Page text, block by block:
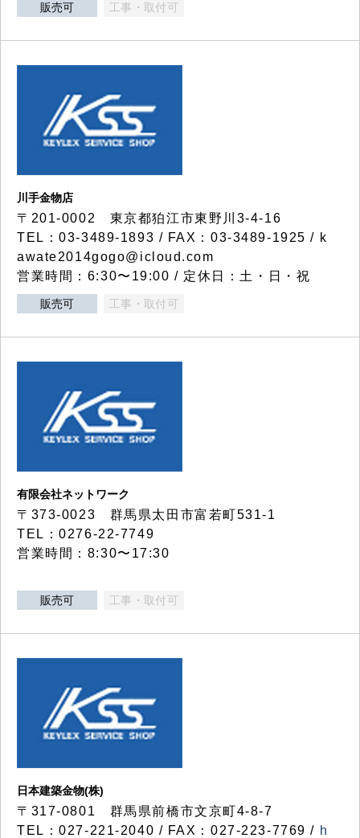
販売可 工事・取付可
川手金物店
〒201-0002 東京都狛江市東野川3-4-16
TEL：03-3489-1893 / FAX：03-3489-1925 / k
awate2014gogo@icloud.com
営業時間：6:30〜19:00 / 定休日：土・日・祝
販売可 工事・取付可
有限会社ネットワーク
〒373-0023 群馬県太田市富若町531-1
TEL：0276-22-7749
営業時間：8:30〜17:30
販売可 工事・取付可
日本建築金物(株)
〒317‐0801 群馬県前橋市文京町4-8-7
TEL：027-221-2040 / FAX：027-223-7769 / h